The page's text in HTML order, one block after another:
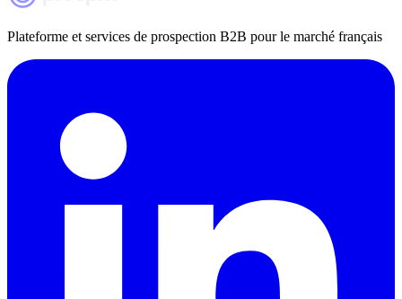
Plateforme et services de prospection B2B pour le marché français